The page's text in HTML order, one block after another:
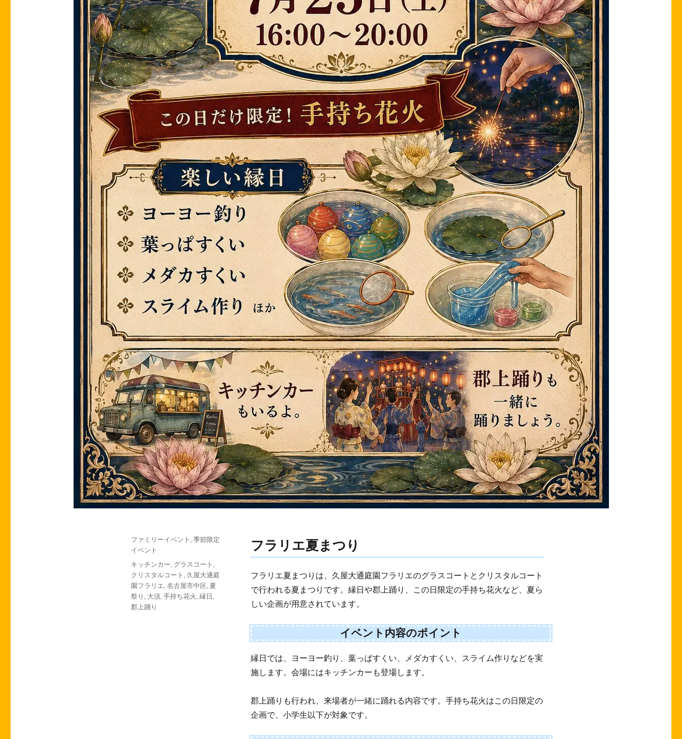
フラリエ夏まつり
フラリエ夏まつりは、久屋大通庭園フラリエのグラスコートとクリスタルコート
で行われる夏まつりです。縁日や郡上踊り、この日限定の手持ち花火など、夏ら
しい企画が用意されています。
イベント内容のポイント
縁日では、ヨーヨー釣り、葉っぱすくい、メダカすくい、スライム作りなどを実
施します。会場にはキッチンカーも登場します。
郡上踊りも行われ、来場者が一緒に踊れる内容です。手持ち花火はこの日限定の
企画で、小学生以下が対象です。
稿
カ
テ
ゴ
リ
ー
ファミリーイベント , 季節限定
イベント
タ
グ
キッチンカー, グラスコート ,
クリスタルコート , 久屋大通庭
園フラリエ, 名古屋市中区, 夏
祭り , 大須, 手持ち花火, 縁日,
郡上踊り